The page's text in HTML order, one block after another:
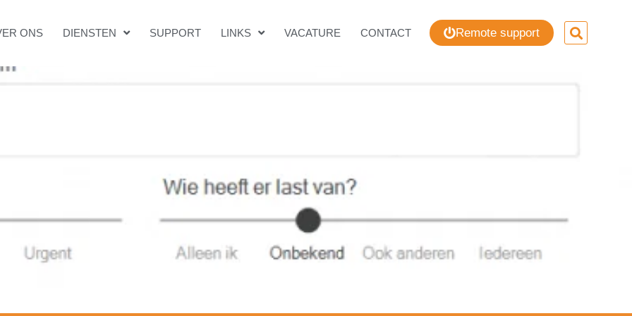
ONS DIENSTEN SUPPORT LINKS VACATURE CONTACT Remote support